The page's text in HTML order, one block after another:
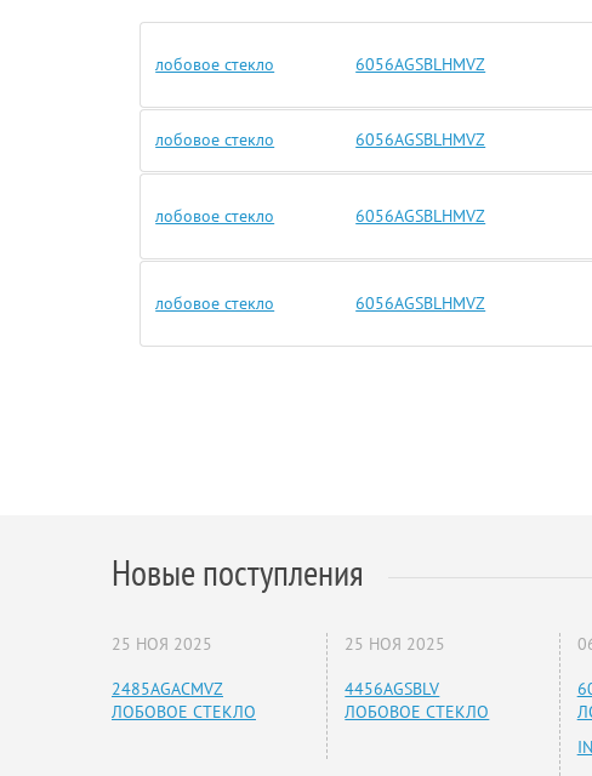
лобовое стекло 6056AGSBLHMVZ
лобовое стекло 6056AGSBLHMVZ
лобовое стекло 6056AGSBLHMVZ
лобовое стекло 6056AGSBLHMVZ
Новые поступления
25 НОЯ 2025
2485AGACMVZ
ЛОБОВОЕ СТЕКЛО
25 НОЯ 2025
4456AGSBLV
ЛОБОВОЕ СТЕКЛО